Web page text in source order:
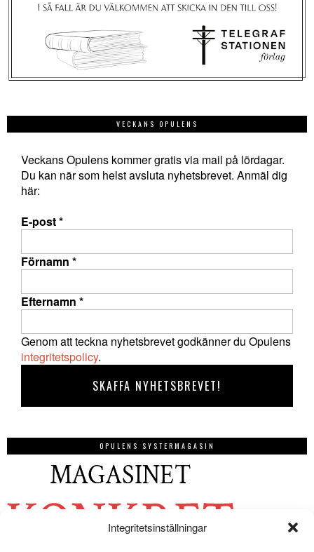
Integritetsinställningar
VECKANS OPULENS
Veckans Opulens kommer gratis via mail på lördagar.
Du kan när som helst avsluta nyhetsbrevet. Anmäl dig
här:
E-post*
Förnamn *
Efternamn *
Genom att teckna nyhetsbrevet godkänner du Opulens
integritetspolicy.
OPULENS SYSTERMAGASIN